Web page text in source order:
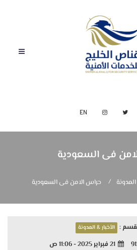
EN
فى السعودية
المدونة حراس الامن فى السعودية
: الأخبار & المدونة
21 فبراير 2025 - 11:06 ص